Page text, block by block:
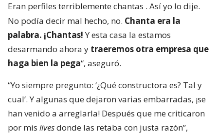
Eran perfiles terriblemente chantas . Así yo lo dije.
No podía decir mal hecho, no. Chanta era la
palabra. ¡Chantas!Y esta casa la estamos
desarmando ahora y traeremos otra empresa que
haga bien la pega“, aseguró.
“Yo siempre pregunto: ‘¿Qué constructora es? Tal y
cual’. Y algunas que dejaron varias embarradas, ¡se
han venido a arreglarla! Después que me criticaron
por mis livesdonde las retaba con justa razón”,